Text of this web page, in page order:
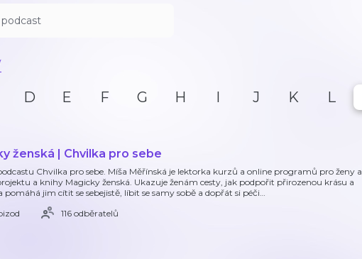
D E F G H I J K L
ženská | Chvilka pro sebe
Chvilka pro sebe. Míša Měřínská je lektorka kurzů a online programů pro ženy a
a knihy Magicky ženská. Ukazuje ženám cesty, jak podpořit přirozenou krásu a
pomáhá jim cítit se sebejistě, líbit se samy sobě a dopřát si péči…
116 odběratelů